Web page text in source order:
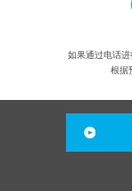
如果通过电话进
根据